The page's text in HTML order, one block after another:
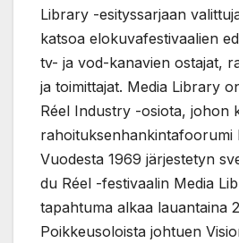
Library -esityssarjaan
katsoa elokuvafestivaalien
tv- ja vod-kanavien ostajat,
ja toimittajat. Media Library
Réel Industry -osiota, johon
rahoituksenhankintafoorumi
Vuodesta 1969 järjestetyn
du Réel -festivaalin Media
tapahtuma alkaa lauantaina
Poikkeusoloista johtuen